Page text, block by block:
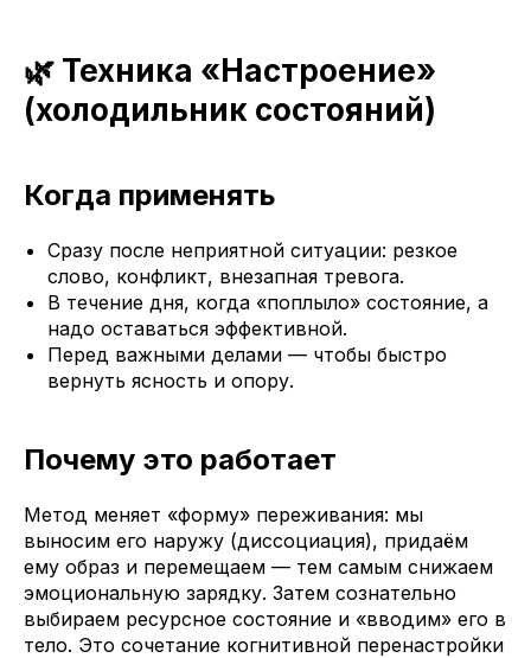
🌿 Техника «Настроение»
(холодильник состояний)
Когда применять
Сразу после неприятной ситуации: резкое
слово, конфликт, внезапная тревога.
В течение дня, когда «поплыло» состояние, а
надо оставаться эффективной.
Перед важными делами — чтобы быстро
вернуть ясность и опору.
Почему это работает
Метод меняет «форму» переживания: мы
выносим его наружу (диссоциация), придаём
ему образ и перемещаем — тем самым снижаем
эмоциональную зарядку. Затем сознательно
выбираем ресурсное состояние и «вводим» его в
тело. Это сочетание когнитивной перенастройки